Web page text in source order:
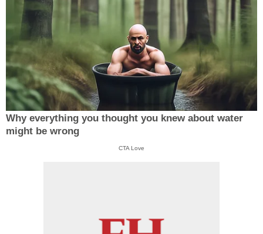
Why everything you thought you knew about water
might be wrong
CTA Love